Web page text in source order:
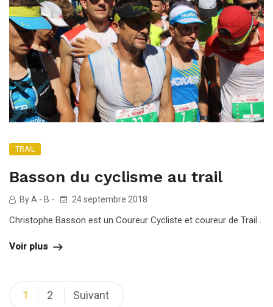
TRAIL
Basson du cyclisme au trail
By A - B - 24 septembre 2018
Christophe Basson est un Coureur Cycliste et coureur de Trail .
Voir plus
Navigation
1 2 Suivant